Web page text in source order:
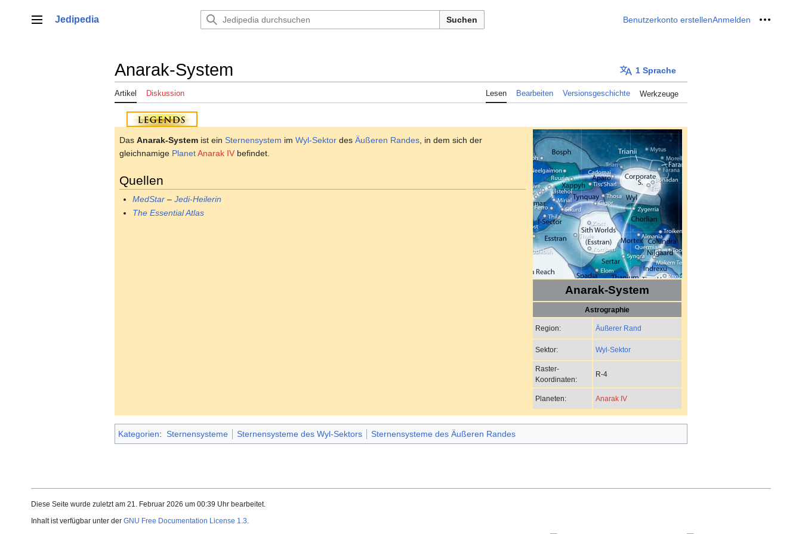
springenHauptmenü
Jedipedia Suchen Benutzerkonto erstellenAnmelden Meine
Anarak-System 1 Sprache
Artikel Diskussion Lesen Bearbeiten Versionsgeschichte Werkzeuge
Anarak-System
Astrographie
Region: Äußerer Rand
Sektor: Wyl-Sektor
Raster-
Koordinaten:
R-4
Planeten: Anarak IV
Das Anarak-System ist ein Sternensystem im Wyl-Sektor des Äußeren Randes , in dem sich der
gleichnamige PlanetAnarak IV befindet.
Quellen
MedStar –Jedi-Heilerin
The Essential Atlas
Kategorien: Sternensysteme Sternensysteme des Wyl-Sektors Sternensysteme des Äußeren Randes
Diese Seite wurde zuletzt am 21. Februar 2026 um 00:39 Uhr bearbeitet.
Inhalt ist verfügbar unter der GNU Free Documentation License 1.3